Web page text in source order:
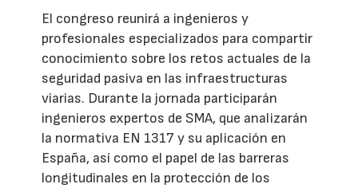
El congreso reunirá a ingenieros y
profesionales especializados para compartir
conocimiento sobre los retos actuales de la
seguridad pasiva en las infraestructuras
viarias. Durante la jornada participarán
ingenieros expertos de SMA, que analizarán
la normativa EN 1317 y su aplicación en
España, así como el papel de las barreras
longitudinales en la protección de los